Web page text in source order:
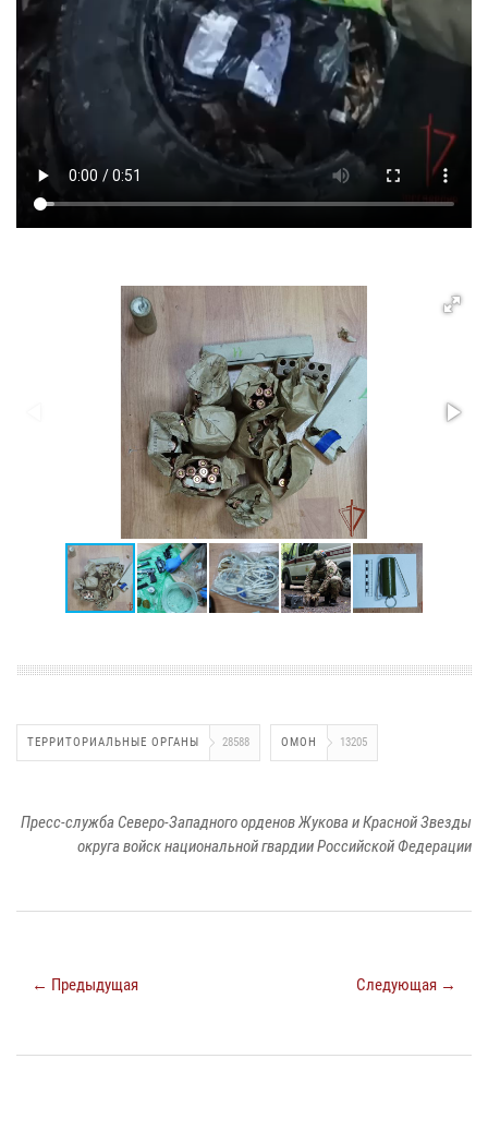
ТЕРРИТОРИАЛЬНЫЕ ОРГАНЫ 28588 ОМОН 13205
Пресс-служба Северо-Западного орденов Жукова и Красной Звезды
округа войск национальной гвардии Российской Федерации
← Предыдущая Следующая →